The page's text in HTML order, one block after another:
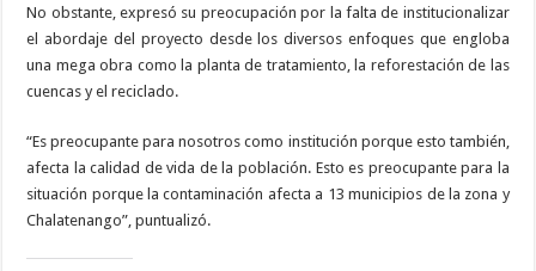
No obstante, expresó su preocupación por la falta de institucionalizar
el abordaje del proyecto desde los diversos enfoques que engloba
una mega obra como la planta de tratamiento, la reforestación de las
cuencas y el reciclado.
“Es preocupante para nosotros como institución porque esto también,
afecta la calidad de vida de la población. Esto es preocupante para la
situación porque la contaminación afecta a 13 municipios de la zona y
Chalatenango”, puntualizó.